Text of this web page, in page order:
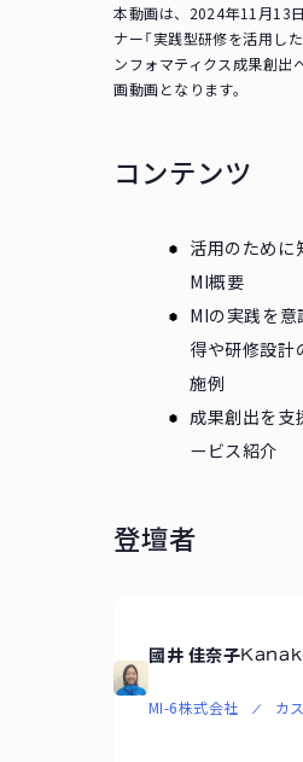
本動画は、2024年11月13
ナー「実践型研修を活用し
ンフォマティクス成果創出
画動画となります。
コンテンツ
活用のために
MI概要
MIの実践を意
得や研修設計
施例
成果創出を支
ービス紹介
登壇者
國井 佳奈子
MI-6株式会社 カ